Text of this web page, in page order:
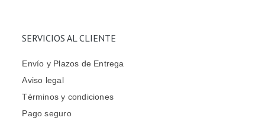
SERVICIOS AL CLIENTE
Envío y Plazos de Entrega
Aviso legal
Términos y condiciones
Pago seguro